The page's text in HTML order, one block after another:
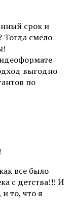
срок и
Тогда смело
выгодно
по
все было
с детства!!! И
то, что я